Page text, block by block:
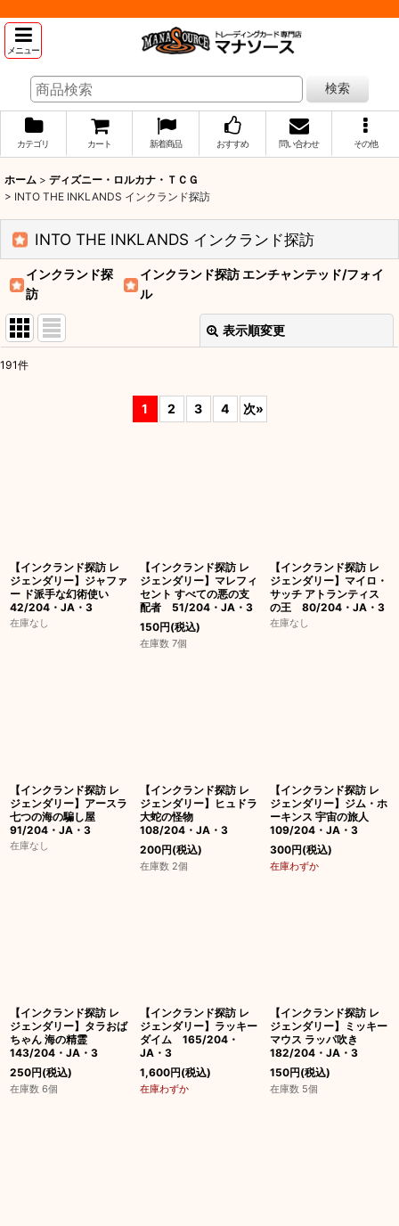
メニュー
検索
カテゴリ カート 新着商品 おすすめ 問い合わせ その他
ホーム > ディズニー・ロルカナ・ＴＣＧ
> INTO THE INKLANDS インクランド探訪
INTO THE INKLANDS インクランド探訪
インクランド探
訪
インクランド探訪 エンチャンテッド/フォイ
ル
表示順変更
191件
1 2 3 4 次»
【インクランド探訪 レ
ジェンダリー】ジャファ
ー ド派手な幻術使い
42/204・JA・3
在庫なし
【インクランド探訪 レ
ジェンダリー】マレフィ
セント すべての悪の支
配者 51/204・JA・3
150円(税込)
在庫数 7個
【インクランド探訪 レ
ジェンダリー】マイロ・
サッチ アトランティス
の王 80/204・JA・3
在庫なし
【インクランド探訪 レ
ジェンダリー】アースラ
七つの海の騙し屋
91/204・JA・3
在庫なし
【インクランド探訪 レ
ジェンダリー】ヒュドラ
大蛇の怪物
108/204・JA・3
200円(税込)
在庫数 2個
【インクランド探訪 レ
ジェンダリー】ジム・ホ
ーキンス 宇宙の旅人
109/204・JA・3
300円(税込)
在庫わずか
【インクランド探訪 レ
ジェンダリー】タラおば
ちゃん 海の精霊
143/204・JA・3
250円(税込)
在庫数 6個
【インクランド探訪 レ
ジェンダリー】ラッキー
ダイム 165/204・
JA・3
1,600円(税込)
在庫わずか
【インクランド探訪 レ
ジェンダリー】ミッキー
マウス ラッパ吹き
182/204・JA・3
150円(税込)
在庫数 5個